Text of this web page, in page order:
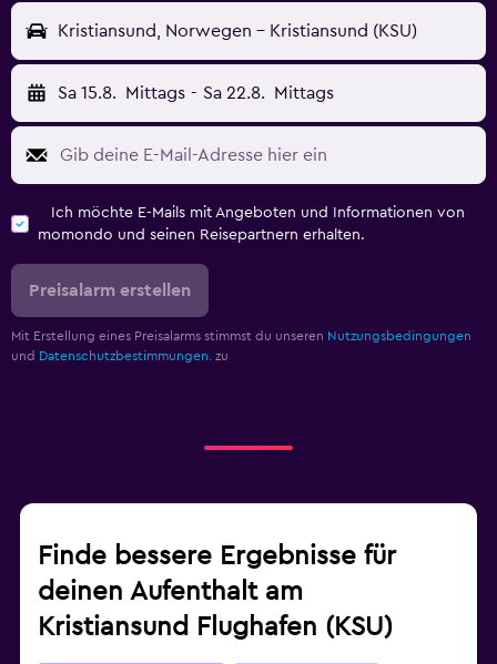
Kristiansund, Norwegen - Kristiansund (KSU)
Sa 15.8. Mittags - Sa 22.8. Mittags
Ich möchte E-Mails mit Angeboten und Informationen von
momondo und seinen Reisepartnern erhalten.
Preisalarm erstellen
Mit Erstellung eines Preisalarms stimmst du unseren Nutzungsbedingungen
und Datenschutzbestimmungen. zu
Finde bessere Ergebnisse für
deinen Aufenthalt am
Kristiansund Flughafen (KSU)